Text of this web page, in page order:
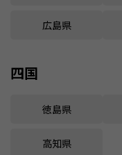
広島県
四国
徳島県
高知県